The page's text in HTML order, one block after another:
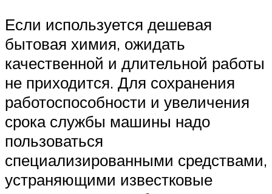
Если используется дешевая
бытовая химия, ожидать
качественной и длительной работы
не приходится. Для сохранения
работоспособности и увеличения
срока службы машины надо
пользоваться
специализированными средствами,
устраняющими известковые